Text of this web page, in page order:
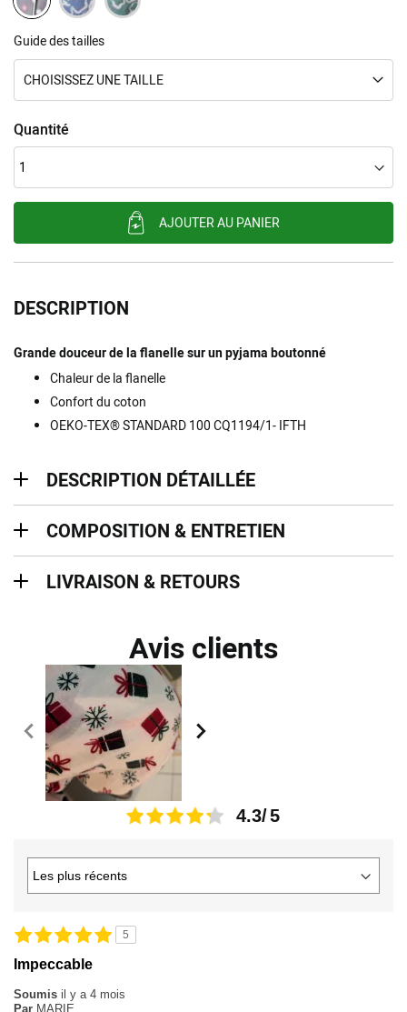
Guide des tailles
CHOISISSEZ UNE TAILLE
Quantité
AJOUTER AU PANIER
DESCRIPTION
Grande douceur de la flanelle sur un pyjama boutonné
Chaleur de la flanelle
Confort du coton
OEKO-TEX® STANDARD 100 CQ1194/1- IFTH
DESCRIPTION DÉTAILLÉE
COMPOSITION & ENTRETIEN
LIVRAISON & RETOURS
Avis clients
4.3
5
Impeccable
Soumis il y a 4 mois
Par MARIE